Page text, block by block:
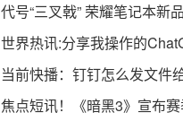
代号“三叉戟” 荣耀笔记本新
世界热讯:分享我操作的
当前快播：钉钉怎么发文件
焦点短讯！《暗黑3》宣布